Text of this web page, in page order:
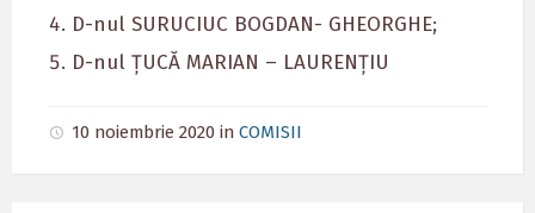
D-nul SURUCIUC BOGDAN- GHEORGHE;
D-nul ȚUCĂ MARIAN – LAURENȚIU
10 noiembrie 2020 in COMISII